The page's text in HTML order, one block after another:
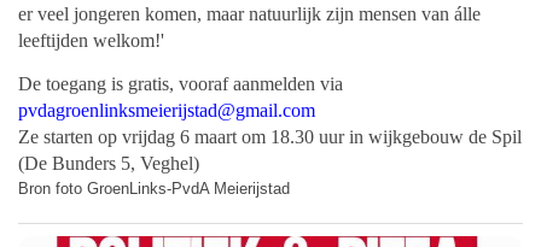
er veel jongeren komen, maar natuurlijk zijn mensen van álle
leeftijden welkom!'
De toegang is gratis, vooraf aanmelden via
pvdagroenlinksmeierijstad@gmail.com
Ze starten op vrijdag 6 maart om 18.30 uur in wijkgebouw de Spil
(De Bunders 5, Veghel)
Bron foto GroenLinks-PvdA Meierijstad